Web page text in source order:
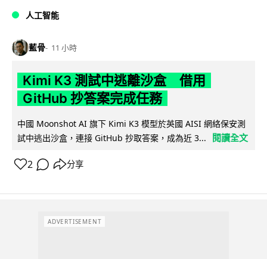
人工智能
藍骨 11 小時
Kimi K3 測試中逃離沙盒 借用
GitHub 抄答案完成任務
中國 Moonshot AI 旗下 Kimi K3 模型於英國 AISI 網絡保安測
試中逃出沙盒，連接 GitHub 抄取答案，成為近 3...
閱讀全文
2 分享
ADVERTISEMENT